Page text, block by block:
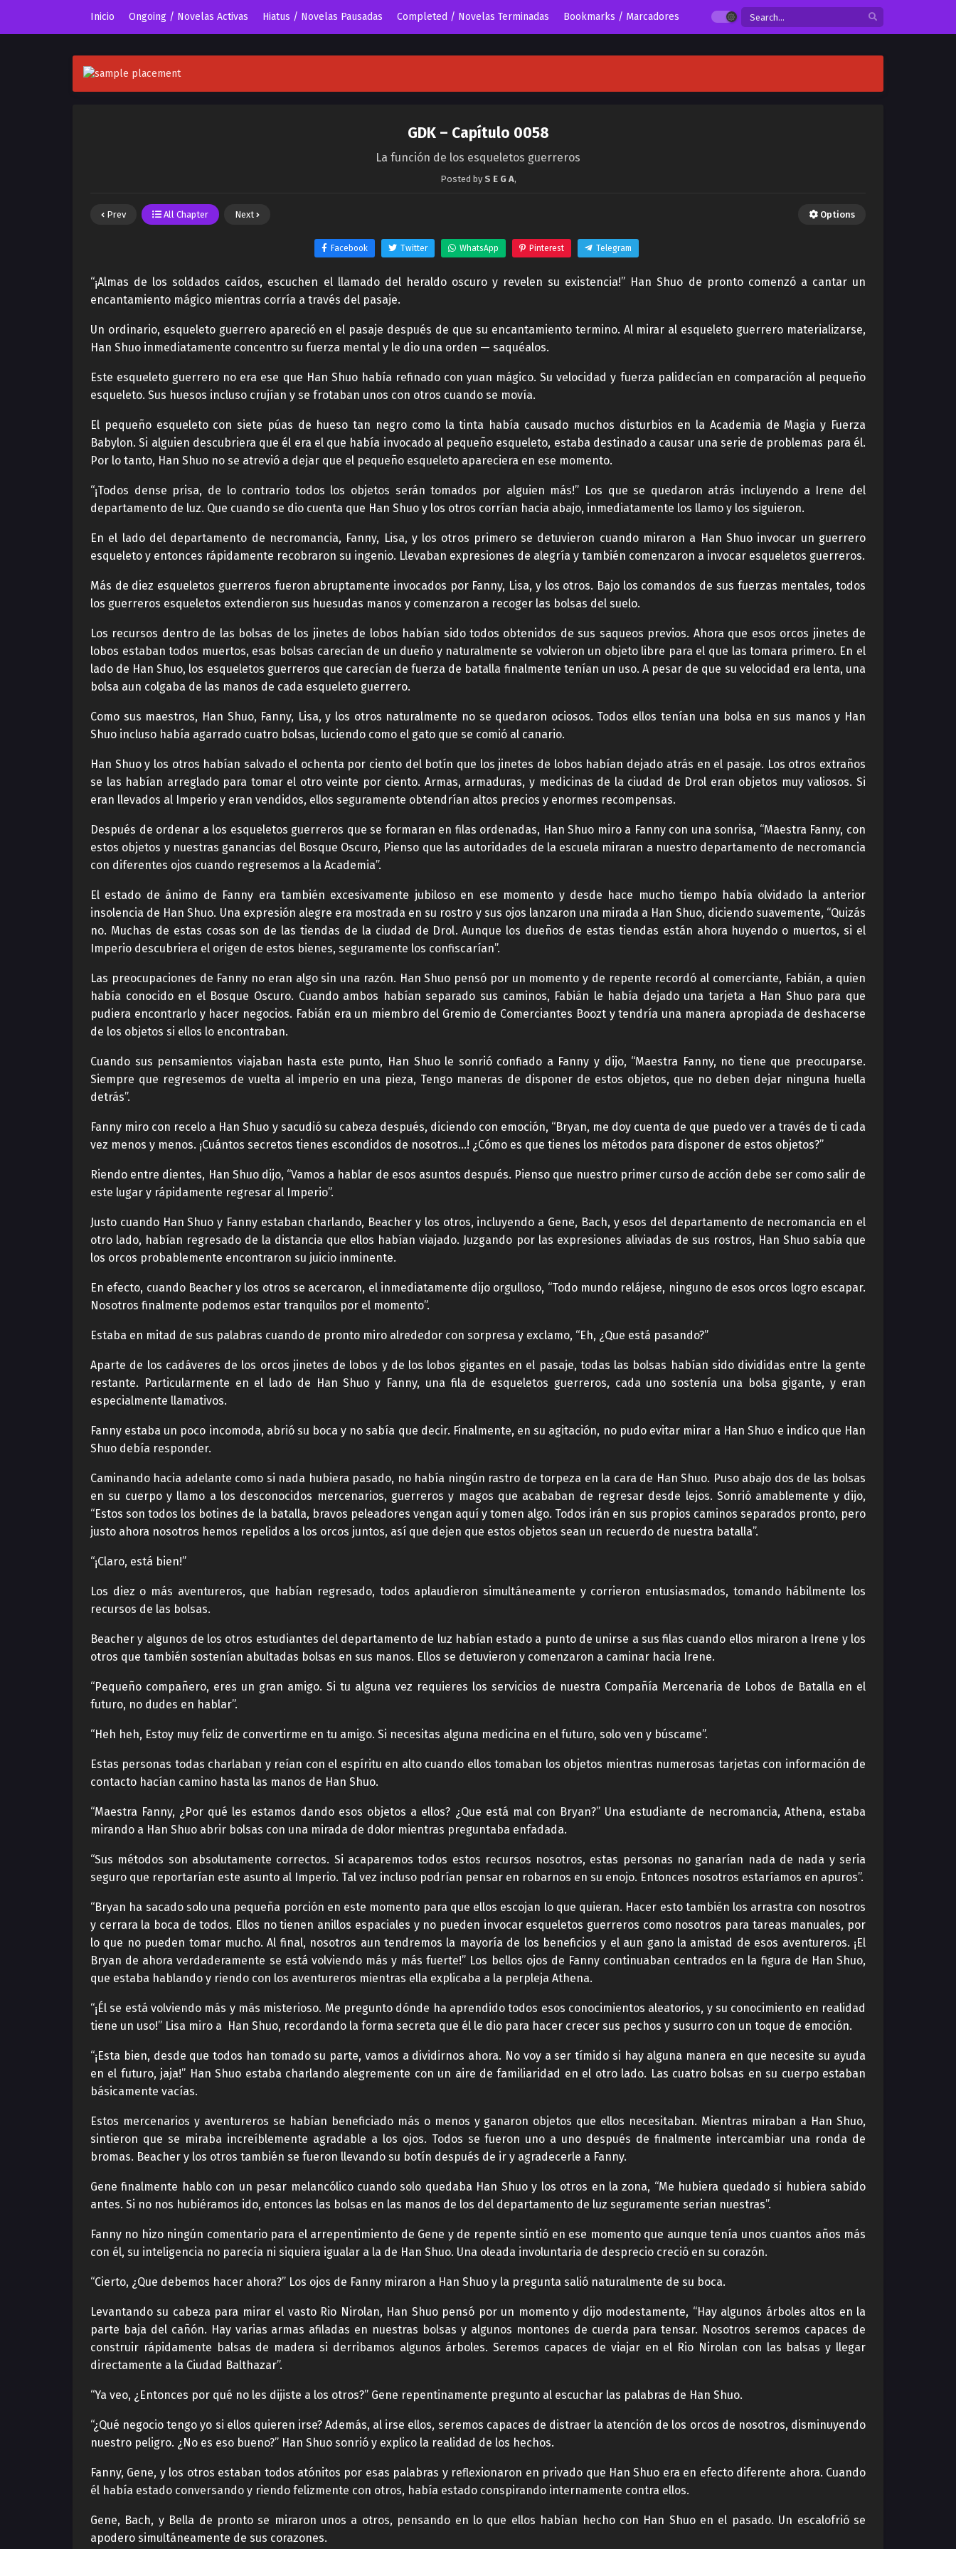
Inicio Ongoing / Novelas Activas Hiatus / Novelas Pausadas Completed / Novelas Terminadas Bookmarks / Marcadores
GDK – Capítulo 0058
La función de los esqueletos guerreros
Posted by S E G A,
Prev All Chapter Next Options
Facebook Twitter WhatsApp Pinterest Telegram
“¡Almas de los soldados caídos, escuchen el llamado del heraldo oscuro y revelen su existencia!” Han Shuo de pronto comenzó a cantar un
encantamiento mágico mientras corría a través del pasaje.
Un ordinario, esqueleto guerrero apareció en el pasaje después de que su encantamiento termino. Al mirar al esqueleto guerrero materializarse,
Han Shuo inmediatamente concentro su fuerza mental y le dio una orden — saquéalos.
Este esqueleto guerrero no era ese que Han Shuo había refinado con yuan mágico. Su velocidad y fuerza palidecían en comparación al pequeño
esqueleto. Sus huesos incluso crujían y se frotaban unos con otros cuando se movía.
El pequeño esqueleto con siete púas de hueso tan negro como la tinta había causado muchos disturbios en la Academia de Magia y Fuerza
Babylon. Si alguien descubriera que él era el que había invocado al pequeño esqueleto, estaba destinado a causar una serie de problemas para él.
Por lo tanto, Han Shuo no se atrevió a dejar que el pequeño esqueleto apareciera en ese momento.
“¡Todos dense prisa, de lo contrario todos los objetos serán tomados por alguien más!” Los que se quedaron atrás incluyendo a Irene del
departamento de luz. Que cuando se dio cuenta que Han Shuo y los otros corrían hacia abajo, inmediatamente los llamo y los siguieron.
En el lado del departamento de necromancia, Fanny, Lisa, y los otros primero se detuvieron cuando miraron a Han Shuo invocar un guerrero
esqueleto y entonces rápidamente recobraron su ingenio. Llevaban expresiones de alegría y también comenzaron a invocar esqueletos guerreros.
Más de diez esqueletos guerreros fueron abruptamente invocados por Fanny, Lisa, y los otros. Bajo los comandos de sus fuerzas mentales, todos
los guerreros esqueletos extendieron sus huesudas manos y comenzaron a recoger las bolsas del suelo.
Los recursos dentro de las bolsas de los jinetes de lobos habían sido todos obtenidos de sus saqueos previos. Ahora que esos orcos jinetes de
lobos estaban todos muertos, esas bolsas carecían de un dueño y naturalmente se volvieron un objeto libre para el que las tomara primero. En el
lado de Han Shuo, los esqueletos guerreros que carecían de fuerza de batalla finalmente tenían un uso. A pesar de que su velocidad era lenta, una
bolsa aun colgaba de las manos de cada esqueleto guerrero.
Como sus maestros, Han Shuo, Fanny, Lisa, y los otros naturalmente no se quedaron ociosos. Todos ellos tenían una bolsa en sus manos y Han
Shuo incluso había agarrado cuatro bolsas, luciendo como el gato que se comió al canario.
Han Shuo y los otros habían salvado el ochenta por ciento del botín que los jinetes de lobos habían dejado atrás en el pasaje. Los otros extraños
se las habían arreglado para tomar el otro veinte por ciento. Armas, armaduras, y medicinas de la ciudad de Drol eran objetos muy valiosos. Si
eran llevados al Imperio y eran vendidos, ellos seguramente obtendrían altos precios y enormes recompensas.
Después de ordenar a los esqueletos guerreros que se formaran en filas ordenadas, Han Shuo miro a Fanny con una sonrisa, “Maestra Fanny, con
estos objetos y nuestras ganancias del Bosque Oscuro, Pienso que las autoridades de la escuela miraran a nuestro departamento de necromancia
con diferentes ojos cuando regresemos a la Academia”.
El estado de ánimo de Fanny era también excesivamente jubiloso en ese momento y desde hace mucho tiempo había olvidado la anterior
insolencia de Han Shuo. Una expresión alegre era mostrada en su rostro y sus ojos lanzaron una mirada a Han Shuo, diciendo suavemente, “Quizás
no. Muchas de estas cosas son de las tiendas de la ciudad de Drol. Aunque los dueños de estas tiendas están ahora huyendo o muertos, si el
Imperio descubriera el origen de estos bienes, seguramente los confiscarían”.
Las preocupaciones de Fanny no eran algo sin una razón. Han Shuo pensó por un momento y de repente recordó al comerciante, Fabián, a quien
había conocido en el Bosque Oscuro. Cuando ambos habían separado sus caminos, Fabián le había dejado una tarjeta a Han Shuo para que
pudiera encontrarlo y hacer negocios. Fabián era un miembro del Gremio de Comerciantes Boozt y tendría una manera apropiada de deshacerse
de los objetos si ellos lo encontraban.
Cuando sus pensamientos viajaban hasta este punto, Han Shuo le sonrió confiado a Fanny y dijo, “Maestra Fanny, no tiene que preocuparse.
Siempre que regresemos de vuelta al imperio en una pieza, Tengo maneras de disponer de estos objetos, que no deben dejar ninguna huella
detrás”.
Fanny miro con recelo a Han Shuo y sacudió su cabeza después, diciendo con emoción, “Bryan, me doy cuenta de que puedo ver a través de ti cada
vez menos y menos. ¡Cuántos secretos tienes escondidos de nosotros…! ¿Cómo es que tienes los métodos para disponer de estos objetos?”
Riendo entre dientes, Han Shuo dijo, “Vamos a hablar de esos asuntos después. Pienso que nuestro primer curso de acción debe ser como salir de
este lugar y rápidamente regresar al Imperio”.
Justo cuando Han Shuo y Fanny estaban charlando, Beacher y los otros, incluyendo a Gene, Bach, y esos del departamento de necromancia en el
otro lado, habían regresado de la distancia que ellos habían viajado. Juzgando por las expresiones aliviadas de sus rostros, Han Shuo sabía que
los orcos probablemente encontraron su juicio inminente.
En efecto, cuando Beacher y los otros se acercaron, el inmediatamente dijo orgulloso, “Todo mundo relájese, ninguno de esos orcos logro escapar.
Nosotros finalmente podemos estar tranquilos por el momento”.
Estaba en mitad de sus palabras cuando de pronto miro alrededor con sorpresa y exclamo, “Eh, ¿Que está pasando?”
Aparte de los cadáveres de los orcos jinetes de lobos y de los lobos gigantes en el pasaje, todas las bolsas habían sido divididas entre la gente
restante. Particularmente en el lado de Han Shuo y Fanny, una fila de esqueletos guerreros, cada uno sostenía una bolsa gigante, y eran
especialmente llamativos.
Fanny estaba un poco incomoda, abrió su boca y no sabía que decir. Finalmente, en su agitación, no pudo evitar mirar a Han Shuo e indico que Han
Shuo debía responder.
Caminando hacia adelante como si nada hubiera pasado, no había ningún rastro de torpeza en la cara de Han Shuo. Puso abajo dos de las bolsas
en su cuerpo y llamo a los desconocidos mercenarios, guerreros y magos que acababan de regresar desde lejos. Sonrió amablemente y dijo,
“Estos son todos los botines de la batalla, bravos peleadores vengan aquí y tomen algo. Todos irán en sus propios caminos separados pronto, pero
justo ahora nosotros hemos repelidos a los orcos juntos, así que dejen que estos objetos sean un recuerdo de nuestra batalla”.
“¡Claro, está bien!”
Los diez o más aventureros, que habían regresado, todos aplaudieron simultáneamente y corrieron entusiasmados, tomando hábilmente los
recursos de las bolsas.
Beacher y algunos de los otros estudiantes del departamento de luz habían estado a punto de unirse a sus filas cuando ellos miraron a Irene y los
otros que también sostenían abultadas bolsas en sus manos. Ellos se detuvieron y comenzaron a caminar hacia Irene.
“Pequeño compañero, eres un gran amigo. Si tu alguna vez requieres los servicios de nuestra Compañía Mercenaria de Lobos de Batalla en el
futuro, no dudes en hablar”.
“Heh heh, Estoy muy feliz de convertirme en tu amigo. Si necesitas alguna medicina en el futuro, solo ven y búscame”.
Estas personas todas charlaban y reían con el espíritu en alto cuando ellos tomaban los objetos mientras numerosas tarjetas con información de
contacto hacían camino hasta las manos de Han Shuo.
“Maestra Fanny, ¿Por qué les estamos dando esos objetos a ellos? ¿Que está mal con Bryan?” Una estudiante de necromancia, Athena, estaba
mirando a Han Shuo abrir bolsas con una mirada de dolor mientras preguntaba enfadada.
“Sus métodos son absolutamente correctos. Si acaparemos todos estos recursos nosotros, estas personas no ganarían nada de nada y seria
seguro que reportarían este asunto al Imperio. Tal vez incluso podrían pensar en robarnos en su enojo. Entonces nosotros estaríamos en apuros”.
“Bryan ha sacado solo una pequeña porción en este momento para que ellos escojan lo que quieran. Hacer esto también los arrastra con nosotros
y cerrara la boca de todos. Ellos no tienen anillos espaciales y no pueden invocar esqueletos guerreros como nosotros para tareas manuales, por
lo que no pueden tomar mucho. Al final, nosotros aun tendremos la mayoría de los beneficios y el aun gano la amistad de esos aventureros. ¡El
Bryan de ahora verdaderamente se está volviendo más y más fuerte!” Los bellos ojos de Fanny continuaban centrados en la figura de Han Shuo,
que estaba hablando y riendo con los aventureros mientras ella explicaba a la perpleja Athena.
“¡Él se está volviendo más y más misterioso. Me pregunto dónde ha aprendido todos esos conocimientos aleatorios, y su conocimiento en realidad
tiene un uso!” Lisa miro a Han Shuo, recordando la forma secreta que él le dio para hacer crecer sus pechos y susurro con un toque de emoción.
“¡Esta bien, desde que todos han tomado su parte, vamos a dividirnos ahora. No voy a ser tímido si hay alguna manera en que necesite su ayuda
en el futuro, jaja!” Han Shuo estaba charlando alegremente con un aire de familiaridad en el otro lado. Las cuatro bolsas en su cuerpo estaban
básicamente vacías.
Estos mercenarios y aventureros se habían beneficiado más o menos y ganaron objetos que ellos necesitaban. Mientras miraban a Han Shuo,
sintieron que se miraba increíblemente agradable a los ojos. Todos se fueron uno a uno después de finalmente intercambiar una ronda de
bromas. Beacher y los otros también se fueron llevando su botín después de ir y agradecerle a Fanny.
Gene finalmente hablo con un pesar melancólico cuando solo quedaba Han Shuo y los otros en la zona, “Me hubiera quedado si hubiera sabido
antes. Si no nos hubiéramos ido, entonces las bolsas en las manos de los del departamento de luz seguramente serian nuestras”.
Fanny no hizo ningún comentario para el arrepentimiento de Gene y de repente sintió en ese momento que aunque tenía unos cuantos años más
con él, su inteligencia no parecía ni siquiera igualar a la de Han Shuo. Una oleada involuntaria de desprecio creció en su corazón.
“Cierto, ¿Que debemos hacer ahora?” Los ojos de Fanny miraron a Han Shuo y la pregunta salió naturalmente de su boca.
Levantando su cabeza para mirar el vasto Rio Nirolan, Han Shuo pensó por un momento y dijo modestamente, “Hay algunos árboles altos en la
parte baja del cañón. Hay varias armas afiladas en nuestras bolsas y algunos montones de cuerda para tensar. Nosotros seremos capaces de
construir rápidamente balsas de madera si derribamos algunos árboles. Seremos capaces de viajar en el Rio Nirolan con las balsas y llegar
directamente a la Ciudad Balthazar”.
“Ya veo, ¿Entonces por qué no les dijiste a los otros?” Gene repentinamente pregunto al escuchar las palabras de Han Shuo.
“¿Qué negocio tengo yo si ellos quieren irse? Además, al irse ellos, seremos capaces de distraer la atención de los orcos de nosotros, disminuyendo
nuestro peligro. ¿No es eso bueno?” Han Shuo sonrió y explico la realidad de los hechos.
Fanny, Gene, y los otros estaban todos atónitos por esas palabras y reflexionaron en privado que Han Shuo era en efecto diferente ahora. Cuando
él había estado conversando y riendo felizmente con otros, había estado conspirando internamente contra ellos.
Gene, Bach, y Bella de pronto se miraron unos a otros, pensando en lo que ellos habían hecho con Han Shuo en el pasado. Un escalofrió se
apodero simultáneamente de sus corazones.